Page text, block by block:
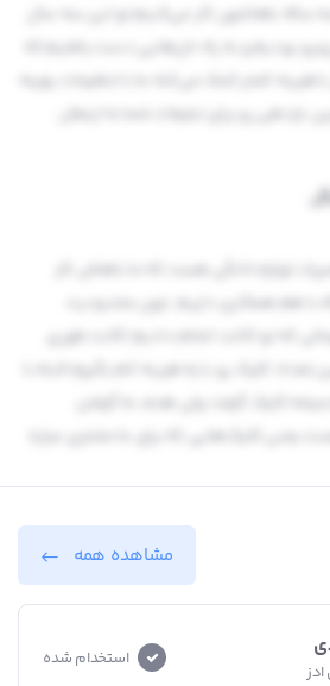
ساله باهاشون کار می‌کنیم تو این سه سال
بودیم و به راه حل‌هایی دست یافتیم که
هزینه کمتر کمک می‌کنه ما با تنظیمات بهینه
لوازم خانگی هست که ما باهاش کار
با هم همکاری داریم. چون محدودیت
که تو اکانت انجام دادیم اکانت طوری
کلیک رو با یه هزینه کم بگیرم البته با
میشه کلیک گرفت ولی هدف ما گرفتن
یعنی کلیک‌هایی که برای ما مشتری میاره
مشاهده همه
استخدام شده